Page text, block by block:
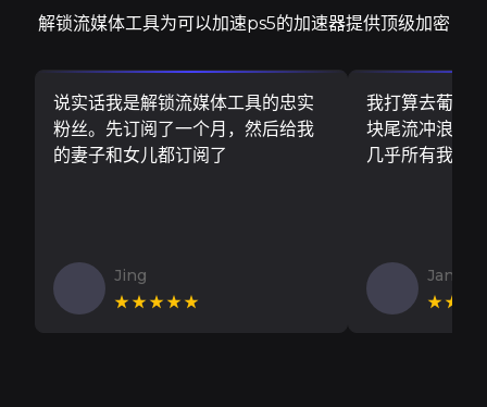
解锁流媒体工具为可以加速ps5的加速器提供顶级加密
说实话我是解锁流媒体工具的忠实
粉丝。先订阅了一个月，然后给我
的妻子和女儿都订阅了
Jing
★★★★★
我打算去葡萄
块尾流冲浪板
几乎所有我需
Jan V